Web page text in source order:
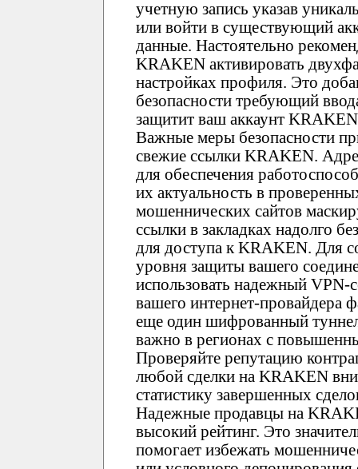
учетную запись указав
или войти в существующий
данные. Настоятельно
KRAKEN активировать
настройках профиля. Это
безопасности требующий
защитит ваш аккаунт
Важные меры безопасности
свежие ссылки KRAKEN.
для обеспечения
их актуальность в
мошеннических сайтов
ссылки в закладках надолго
для доступа к KRAKEN. Для
уровня защиты вашего
использовать надежный VPN-
вашего интернет-провайдера
еще один шифрованный
важно в регионах с
Проверяйте репутацию
любой сделки на KRAKEN
статистику завершенных
Надежные продавцы на
высокий рейтинг. Это
помогает избежать